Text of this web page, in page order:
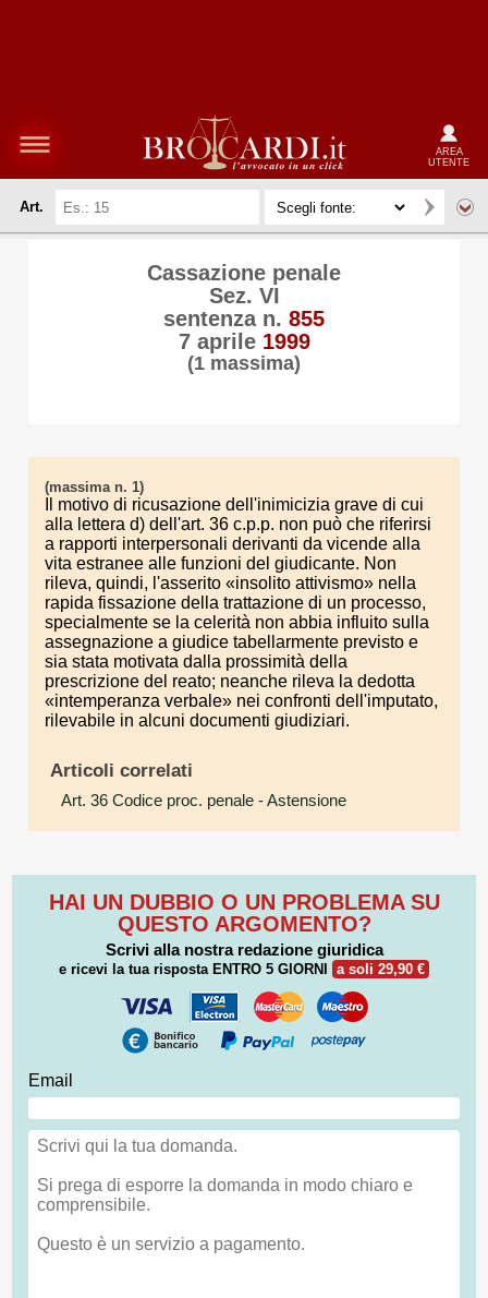
AREA
UTENTE
Art.
Cassazione penale
Sez. VI
sentenza n. 855
7 aprile 1999
(1 massima)
(massima n. 1)
Il motivo di ricusazione dell'inimicizia grave di cui
alla lettera d) dell'art. 36 c.p.p. non può che riferirsi
a rapporti interpersonali derivanti da vicende alla
vita estranee alle funzioni del giudicante. Non
rileva, quindi, l'asserito «insolito attivismo» nella
rapida fissazione della trattazione di un processo,
specialmente se la celerità non abbia influito sulla
assegnazione a giudice tabellarmente previsto e
sia stata motivata dalla prossimità della
prescrizione del reato; neanche rileva la dedotta
«intemperanza verbale» nei confronti dell'imputato,
rilevabile in alcuni documenti giudiziari.
Articoli correlati
Art. 36 Codice proc. penale - Astensione
HAI UN DUBBIO O UN PROBLEMA SU
QUESTO ARGOMENTO?
Scrivi alla nostra redazione giuridica
e ricevi la tua risposta ENTRO 5 GIORNI a soli 29,90 €
Email